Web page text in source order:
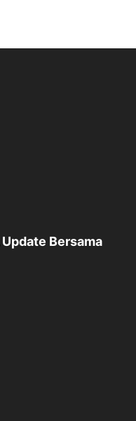
Bersama